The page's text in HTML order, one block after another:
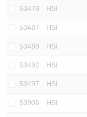
53478 HSI
53487 HSI
53488 HSI
53492 HSI
53497 HSI
53906 HSI